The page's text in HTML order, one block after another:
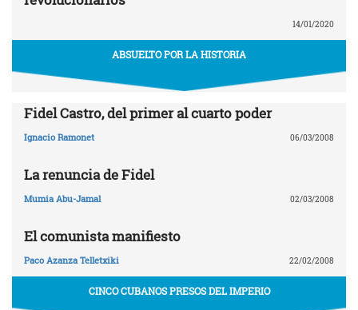
14/01/2020
ABSUELTO POR LA HISTORIA
Fidel Castro, del primer al cuarto poder
Ignacio Ramonet 06/03/2008
La renuncia de Fidel
Mumia Abu-Jamal 02/03/2008
El comunista manifiesto
Paco Azanza Telletxiki 22/02/2008
CINCO CUBANOS PRESOS DEL IMPERIO